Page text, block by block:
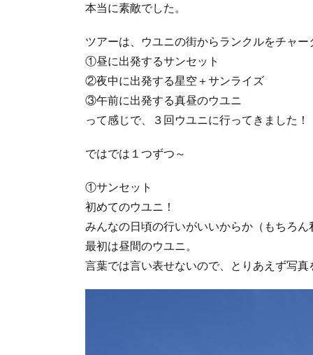
本当に素敵でした。
ツアーは、ウユニの街からランクルをチャ
①昼に出発するサンセット
②夜中に出発する星空＋サンライズ
③午前に出発する真昼のウユニ
って感じで、３回ウユニに行ってきました！
ではでは１つずつ～
①サンセット
初めてのウユニ！
みんなの日頃の行いがいいからか（もちろ
最初は昼間のウユニ。
言葉では言い表せないので、とりあえず写真